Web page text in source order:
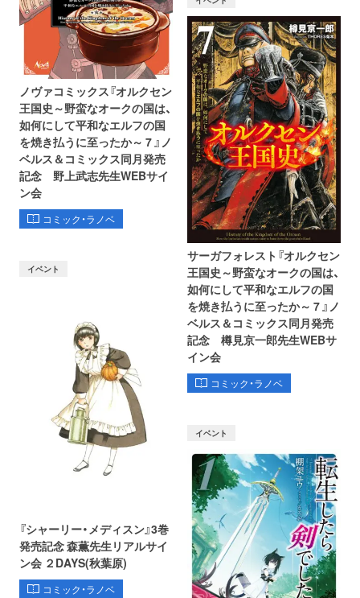
ノヴァコミックス『オルクセン
王国史～野蛮なオークの国は、
如何にして平和なエルフの国
を焼き払うに至ったか～ 7 』ノ
ベルス＆コミックス同月発売
記念 野上武志先生WEBサイ
ン会
コミック・ラノベ
サーガフォレスト『オルクセン
王国史～野蛮なオークの国は、
如何にして平和なエルフの国
を焼き払うに至ったか～ 7 』ノ
ベルス＆コミックス同月発売
記念 樽見京一郎先生WEBサ
イン会
コミック・ラノベ
イベント
『シャーリー・メディスン』3巻
発売記念 森薫先生リアルサイ
ン会 ２DAYS(秋葉原)
コミック・ラノベ
イベント